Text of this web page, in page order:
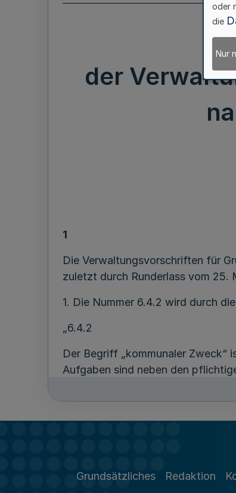
der
1
Die Verwaltungsvorschriften für
zuletzt durch Runderlass vom 25.
1. Die Nummer 6.4.2 wird durch
„6.4.2
Der Begriff „kommunaler Zweck“
Aufgaben sind neben den
Der kommunale Zweck ist dabei
Vermietung, Verpachtung oder
kommunalen Gesellschaft
Grundsätzliches Redaktion
oder
die
Nur